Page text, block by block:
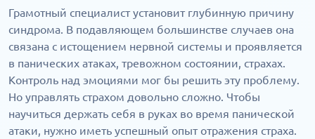
Грамотный специалист установит глубинную причину
синдрома. В подавляющем большинстве случаев она
связана с истощением нервной системы и проявляется
в панических атаках, тревожном состоянии, страхах.
Контроль над эмоциями мог бы решить эту проблему.
Но управлять страхом довольно сложно. Чтобы
научиться держать себя в руках во время панической
атаки, нужно иметь успешный опыт отражения страха.